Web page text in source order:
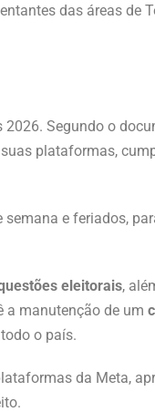
das áreas de
Segundo o
plataformas,
semana e feriados,
eleitorais,
a manutenção de um
o país.
da Meta,